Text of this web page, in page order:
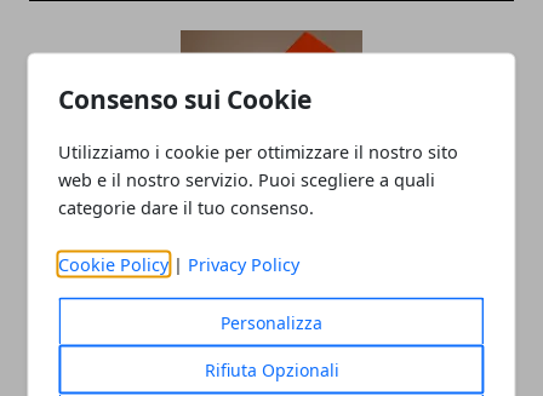
Consenso sui Cookie
Utilizziamo i cookie per ottimizzare il nostro sito
web e il nostro servizio. Puoi scegliere a quali
categorie dare il tuo consenso.
Cookie Policy | Privacy Policy
Personalizza
Rifiuta Opzionali
Quali siti sono affidabili per comprare
uno smartphone?